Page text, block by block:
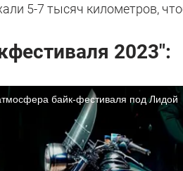
5-7 тысяч километров,
2023":